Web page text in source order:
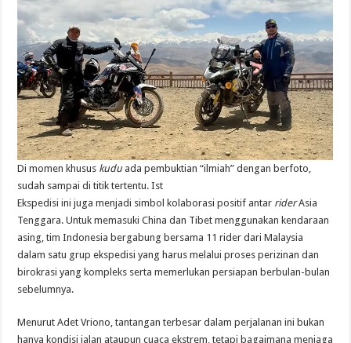
Di momen khusus kuduada pembuktian “ilmiah” dengan berfoto,
sudah sampai di titik tertentu. Ist
Ekspedisi ini juga menjadi simbol kolaborasi positif antar riderAsia
Tenggara. Untuk memasuki China dan Tibet menggunakan kendaraan
asing, tim Indonesia bergabung bersama 11 rider dari Malaysia
dalam satu grup ekspedisi yang harus melalui proses perizinan dan
birokrasi yang kompleks serta memerlukan persiapan berbulan-bulan
sebelumnya.
Menurut Adet Vriono, tantangan terbesar dalam perjalanan ini bukan
hanya kondisi jalan ataupun cuaca ekstrem, tetapi bagaimana menjaga